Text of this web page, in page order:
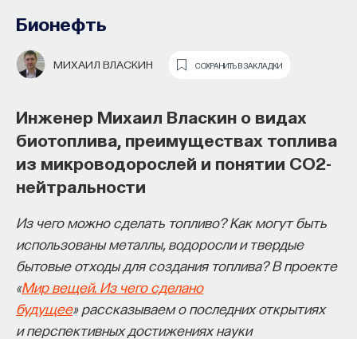
Бионефть
МИХАИЛ ВЛАСКИН СОХРАНИТЬ В ЗАКЛАДКИ
Инженер Михаил Власкин о видах
биотоплива, преимуществах топлива
из микроводорослей и понятии CO2-
нейтральности
Из чего можно сделать топливо? Как могут быть
использованы металлы, водоросли и твердые
бытовые отходы для создания топлива? В проекте
«Мир вещей. Из чего сделано
будущее» рассказываем о последних открытиях
и перспективных достижениях науки
образования и рынок труда —
«Мыслить как учёный» #57
Зачем университету длинный
горизонт планирования и как
ИИ меняет саму организацию
мышления и обучения
В новом эпизоде «Мыслить как ученый» Ивар
Максутов
беседует с Ульяной Раведовской о том,
зачем университет нужен в эпоху ИИ и почему
высшее образование нельзя сводить к быстрой
подготовке под нужды рынка.